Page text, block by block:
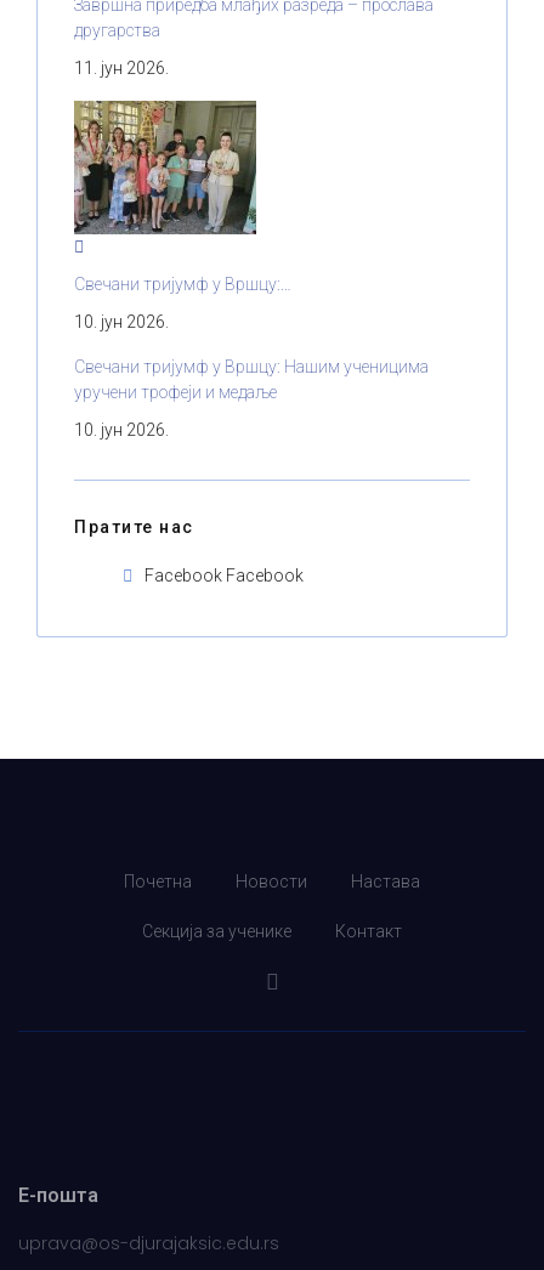
Завршна приредба млађих разреда – прослава
другарства
11. јун 2026.
Свечани тријумф у Вршцу:…
10. јун 2026.
Свечани тријумф у Вршцу: Нашим ученицима
уручени трофеји и медаље
10. јун 2026.
Пратите нас
Facebook Facebook
Почетна Новости Настава
Секција за ученике Контакт
Е-пошта
uprava@os-djurajaksic.edu.rs